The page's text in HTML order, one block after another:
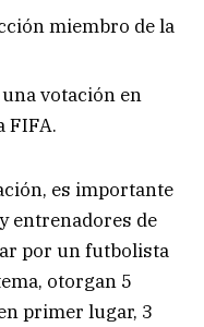
miembro de la
votación en
FIFA.
es importante
entrenadores de
por un futbolista
otorgan 5
primer lugar, 3